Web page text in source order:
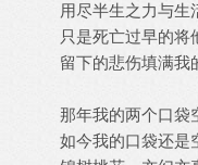
用尽半生之力与生
只是死亡过早的将
留下的悲伤填满我
那年我的两个口袋
如今我的口袋还是